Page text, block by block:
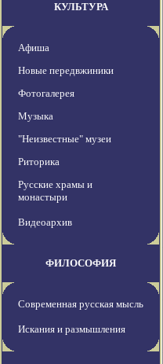
КУЛЬТУРА
Афиша
Новые передвжиники
Фотогалерея
Музыка
"Неизвестные" музеи
Риторика
Русские храмы и
монастыри
Видеоархив
ФИЛОСОФИЯ
Современная русская мысль
Искания и размышления